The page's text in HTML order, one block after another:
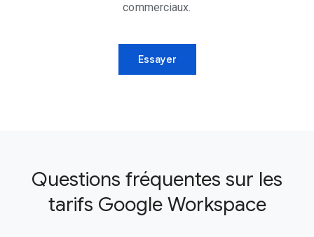
commerciaux.
Essayer
Questions fréquentes sur les
tarifs Google Workspace